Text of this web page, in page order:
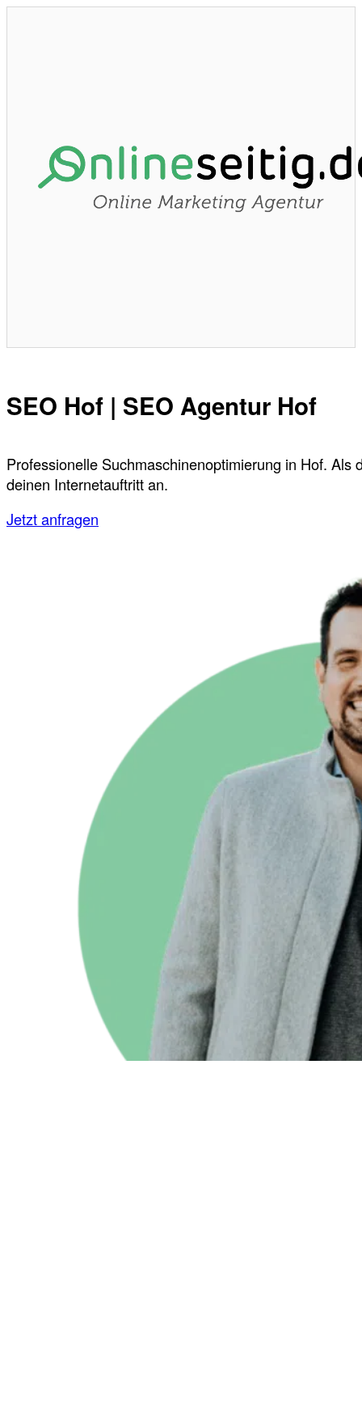
SEO Hof | SEO Agentur Hof
Professionelle Suchmaschinenoptimierung in Hof.
deinen Internetauftritt an.
Jetzt anfragen